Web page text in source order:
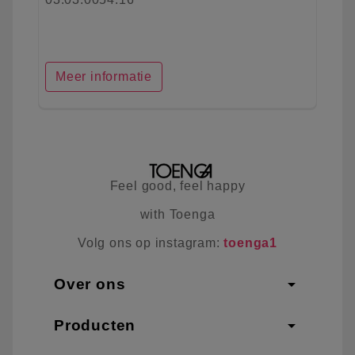
Meer informatie
Feel good, feel happy
with Toenga
Volg ons op instagram:toenga1
Over ons arrow_drop_down
Producten arrow_drop_down